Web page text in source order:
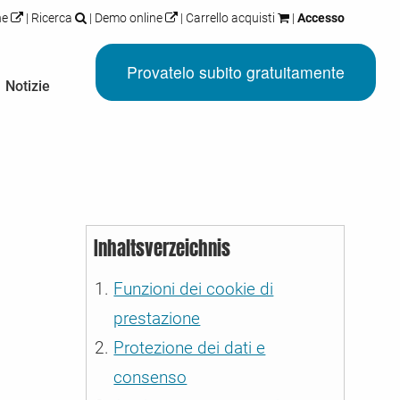
| Ricerca | Demo online | Carrello acquisti | Accesso
Provatelo subito gratuitamente
ricerca di
Notizie
Inhaltsverzeichnis
Funzioni dei cookie di
prestazione
Protezione dei dati e
consenso